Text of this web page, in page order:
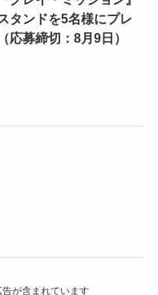
タンドを5名様にプレ
募締切：8月9日）
が含まれています